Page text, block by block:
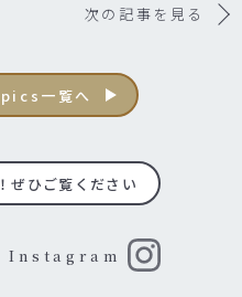
次の記事を見る
一覧へ
ぜひご覧ください
Instagram